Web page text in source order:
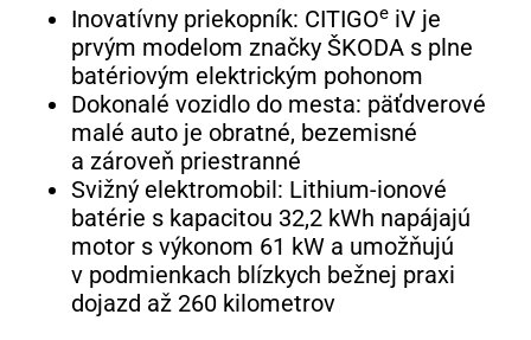
Inovatívny priekopník: CITIGOe iV je
prvým modelom značky ŠKODA s plne
batériovým elektrickým pohonom
Dokonalé vozidlo do mesta: päťdverové
malé auto je obratné, bezemisné
a zároveň priestranné
Svižný elektromobil: Lithium-ionové
batérie s kapacitou 32,2 kWh napájajú
motor s výkonom 61 kW a umožňujú
v podmienkach blízkych bežnej praxi
dojazd až 260 kilometrov